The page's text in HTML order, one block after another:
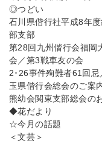
◎つどい
石川県偕行社平成8年
部支部
第28回九州偕行会福岡
会／第3戦車友の会
2･26事件殉難者61回
玉県偕行会総会のご案
熊幼会関東支部総会の
◆花だより
☆今月の話題
＜文芸＞